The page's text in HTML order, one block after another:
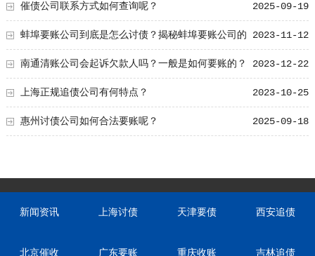
2025-09-19
催债公司联系方式如何查询呢？
2023-11-12
蚌埠要账公司到底是怎么讨债？揭秘蚌埠要账公司的
七种讨债策略 2023-12-22
南通清账公司会起诉欠款人吗？一般是如何要账的？
2023-10-25
上海正规追债公司有何特点？
2025-09-18
惠州讨债公司如何合法要账呢？
新闻资讯 上海讨债 天津要债 西安追债
北京催收 广东要账 重庆收账 吉林追债